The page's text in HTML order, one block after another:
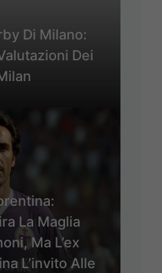
Di Milano:
Dei
La Maglia
Ma L’ex
L’invito Alle